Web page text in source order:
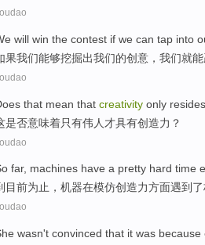
will win the contest if we can tap into
果我们能够挖掘出我们的创意，我们就
that mean that creativity only resides
是否意味着只有伟人才具有创造力 ？
far, machines have a pretty hard time
目前为止 ， 机器在模仿创造力方面遇到 了
wasn't convinced that it was because